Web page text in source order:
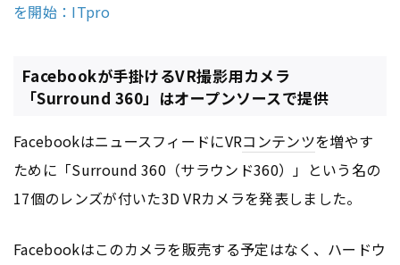
を開始：ITpro
Facebookが手掛けるVR撮影用カメラ
「Surround 360」はオープンソースで提供
FacebookはニュースフィードにVRコンテンツを増やす
ために「Surround 360（サラウンド360）」という名の
17個のレンズが付いた3D VRカメラを発表しました。
Facebookはこのカメラを販売する予定はなく、ハードウ